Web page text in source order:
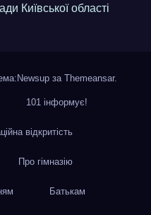
Київської області
заThemeansar.
101 інформує!
відкритість
Про гімназію
Батькам